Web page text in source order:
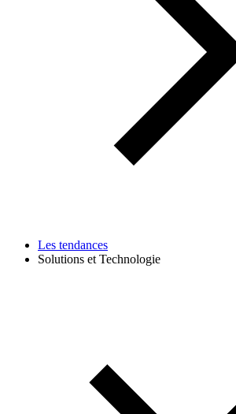
Les tendances
Solutions et Technologie